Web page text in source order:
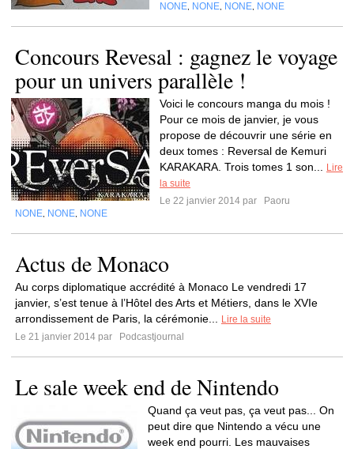
NONE NONE NONE NONE
Concours Revesal : gagnez le voyage
pour un univers parallèle !
Voici le concours manga du mois !
Pour ce mois de janvier, je vous
propose de découvrir une série en
deux tomes : Reversal de Kemuri
KARAKARA. Trois tomes 1 son...
Lire
la suite
Le 22 janvier 2014 par
Paoru
NONE NONE NONE
Actus de Monaco
Au corps diplomatique accrédité à Monaco Le vendredi 17
janvier, s’est tenue à l’Hôtel des Arts et Métiers, dans le XVIe
arrondissement de Paris, la cérémonie...
Lire la suite
Le 21 janvier 2014 par
Podcastjournal
Le sale week end de Nintendo
Quand ça veut pas, ça veut pas... On
peut dire que Nintendo a vécu une
week end pourri. Les mauvaises